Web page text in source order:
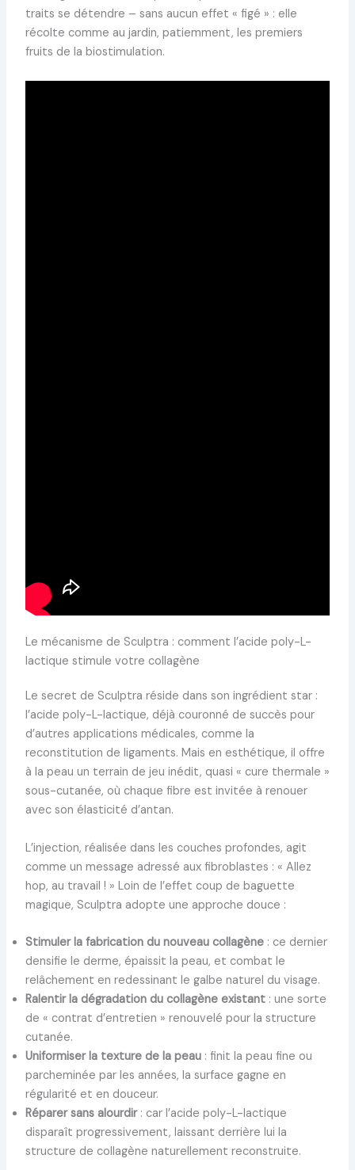
traits se détendre – sans aucun effet « figé » : elle
récolte comme au jardin, patiemment, les premiers
fruits de la biostimulation.
Le mécanisme de Sculptra : comment l’acide poly-L-
lactique stimule votre collagène
Le secret de Sculptra réside dans son ingrédient star :
l’acide poly-L-lactique, déjà couronné de succès pour
d’autres applications médicales, comme la
reconstitution de ligaments. Mais en esthétique, il offre
à la peau un terrain de jeu inédit, quasi « cure thermale »
sous-cutanée, où chaque fibre est invitée à renouer
avec son élasticité d’antan.
L’injection, réalisée dans les couches profondes, agit
comme un message adressé aux fibroblastes : « Allez
hop, au travail ! » Loin de l’effet coup de baguette
magique, Sculptra adopte une approche douce :
Stimuler la fabrication du nouveau collagène: ce dernier
densifie le derme, épaissit la peau, et combat le
relâchement en redessinant le galbe naturel du visage.
Ralentir la dégradation du collagène existant: une sorte
de « contrat d’entretien » renouvelé pour la structure
cutanée.
Uniformiser la texture de la peau: finit la peau fine ou
parcheminée par les années, la surface gagne en
régularité et en douceur.
Réparer sans alourdir: car l’acide poly-L-lactique
disparaît progressivement, laissant derrière lui la
structure de collagène naturellement reconstruite.